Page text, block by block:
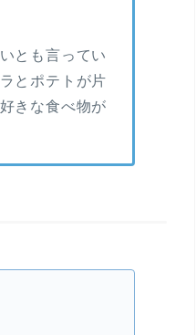
とも言ってい
とポテトが片
きな食べ物が